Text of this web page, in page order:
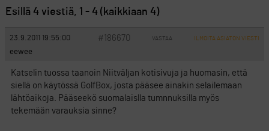
Esillä 4 viestiä, 1 - 4 (kaikkiaan 4)
23.9.2011 19:55:00 #186670 VASTAA ILMOITA ASIATON VIESTI
eewee
Katselin tuossa taanoin Niitväljan kotisivuja ja huomasin, että
siellä on käytössä GolfBox, josta pääsee ainakin selailemaan
lähtöaikoja. Pääseekö suomalaislla tumnnuksilla myös
tekemään varauksia sinne?